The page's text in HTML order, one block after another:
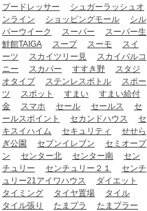
プードレッサー
シュガーラッシュオ
ンライン
ショッピングモール
シル
バーウイーク
スーパー
スーパー生
鮮館TAIGA
スープ スーモ
スイ
ーツ
スカイツリー見
スカイバルコ
ニー
スカパー すすき野
スタジ
オタイプ
ステンレスボトル
スポー
ツ
スポット すまい
すまい給付
金
スマホ セール セールス
セ
ールスポイント
セカンドハウス
セ
キスイハイム
セキュリティ
せせら
ぎ公園
セブンイレブン
セミオープ
ン
センター北 センター南
セン
チュリー
センチュリー２１
センチ
ュリー21アイワハウス
ダイエット
タイミング
タイヤ置場
タイル
タイル張り
たまプラ
たまプラー